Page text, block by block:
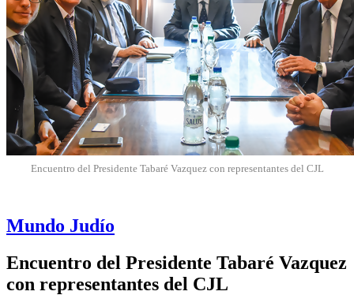
Encuentro del Presidente Tabaré Vazquez con representantes del CJL
Mundo Judío
Encuentro del Presidente Tabaré Vazquez
con representantes del CJL